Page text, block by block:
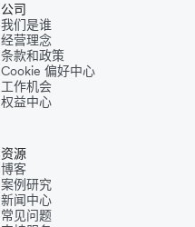
公司
我们是谁
经营理念
条款和政策
Cookie 偏好中心
工作机会
权益中心
资源
博客
案例研究
新闻中心
常见问题